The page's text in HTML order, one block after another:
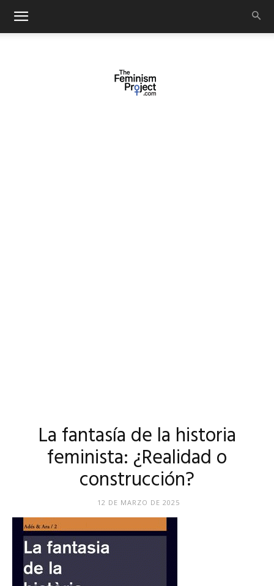
La fantasía de la historia
feminista: ¿Realidad o
construcción?
12 DE MARZO DE 2025